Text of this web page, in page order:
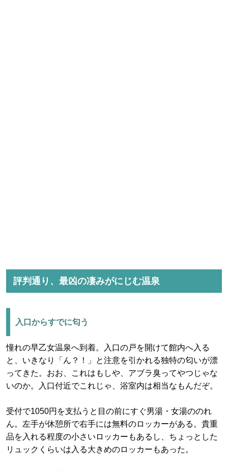
評判通り、最凶の凄みがにじむ温泉
入口からすでに匂う
憧れの早乙女温泉へ到着。入口の戸を開けて館内へ入る
と、いきなり「ん？！」と注意を引かれる独特の匂いが漂
ってきた。おお、これはもしや、アブラ臭ってやつじゃな
いのか。入口付近でこれじゃ、浴室内は相当なもんだぞ。
受付で1050円を支払うと目の前にすぐ男湯・女湯ののれ
ん。左手が休憩所で右手には無料のロッカーがある。貴重
品を入れる程度の小さいロッカーもあるし、ちょっとした
リュックくらいは入る大きめのロッカーもあった。